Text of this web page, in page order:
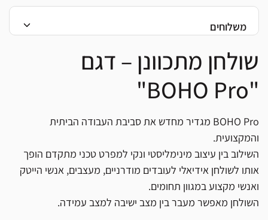
מגירה אינטגרלית
בקר שליטה:
פאנל עם 5 כפתורים – עלייה, ירידה, פונקציית H.S.M, וזיכרון
אביזרים נלווים: מגירה מובנית, תעלת ניהול כבלים, מטען אלחוטי מובנה
מידות פלטה:
אורך רגליים:
משקל כולל:
הוראות BOHO PRO
משלוחים
אפשרות לאיסוף עצמי (אשקלון או בני ברק)
יכולים להשתנות בהתאם למיקום השילוח)
*מדיניות משלוחים מלאה ניתן לראות בתקנון האתר
שולחן מתכוונן – דגם
"BOHO Pro"
BOHO Pro מגדיר מחדש את סביבת העבודה הביתית
והמקצועית.
השילוב בין עיצוב מינימליסטי ונקי למפרט טכני מתקדם הופך
אותו לשולחן אידיאלי לעובדים מודרניים, מעצבים, אנשי הייטק
ואנשי מקצוע במגוון תחומים.
השולחן מאפשר מעבר בין מצב ישיבה למצב עמידה.